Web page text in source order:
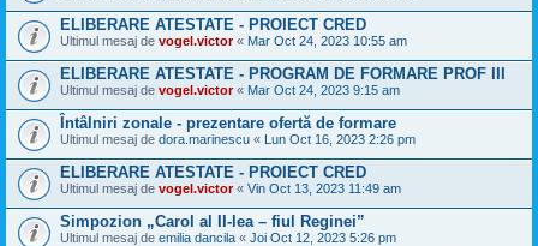
ELIBERARE ATESTATE - PROIECT CRED
Ultimul mesaj de vogel.victor« Mar Oct 24, 2023 10:55 am
ELIBERARE ATESTATE - PROGRAM DE FORMARE PROF III
Ultimul mesaj de vogel.victor« Mar Oct 24, 2023 9:15 am
Întâlniri zonale - prezentare ofertă de formare
Ultimul mesaj de dora.marinescu « Lun Oct 16, 2023 2:26 pm
ELIBERARE ATESTATE - PROIECT CRED
Ultimul mesaj de vogel.victor« Vin Oct 13, 2023 11:49 am
Simpozion „Carol al II-lea – fiul Reginei”
Ultimul mesaj de emilia dancila « Joi Oct 12, 2023 5:26 pm